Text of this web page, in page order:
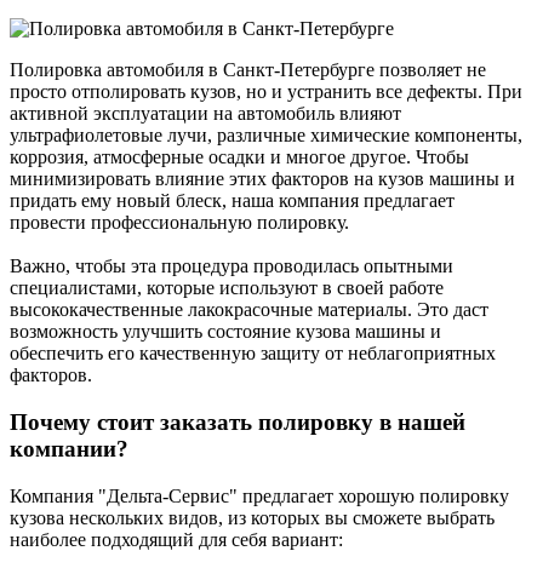
Полировка автомобиля в Санкт-Петербурге позволяет не
просто отполировать кузов, но и устранить все дефекты. При
активной эксплуатации на автомобиль влияют
ультрафиолетовые лучи, различные химические компоненты,
коррозия, атмосферные осадки и многое другое. Чтобы
минимизировать влияние этих факторов на кузов машины и
придать ему новый блеск, наша компания предлагает
провести профессиональную полировку.
Важно, чтобы эта процедура проводилась опытными
специалистами, которые используют в своей работе
высококачественные лакокрасочные материалы. Это даст
возможность улучшить состояние кузова машины и
обеспечить его качественную защиту от неблагоприятных
факторов.
Почему стоит заказать полировку в нашей
компании?
Компания "Дельта-Сервис" предлагает хорошую полировку
кузова нескольких видов, из которых вы сможете выбрать
наиболее подходящий для себя вариант: